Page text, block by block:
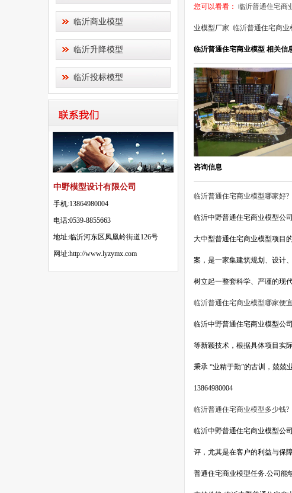
临沂商业模型
临沂升降模型
临沂投标模型
中野模型设计有限公司
手机:13864980004
电话:0539-8855663
地址:临沂河东区凤凰岭街道126号
网址:http://www.lyzymx.com
您可以看看： 临沂普通住宅商
业模型厂家 临沂普通住宅商业
临沂普通住宅商业模型 相关信
咨询信息
临沂普通住宅商业模型哪家好?
临沂中野普通住宅商业模型公
大中型普通住宅商业模型项目
案，是一家集建筑规划、设计
树立起一整套科学、严谨的现
临沂普通住宅商业模型哪家便
临沂中野普通住宅商业模型公
等新颖技术，根据具体项目实
秉承 “业精于勤”的古训，兢兢
13864980004
临沂普通住宅商业模型多少钱?
临沂中野普通住宅商业模型公
评，尤其是在客户的利益与保
普通住宅商业模型任务.公司能